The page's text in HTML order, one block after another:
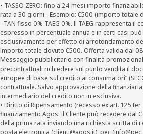
• TASSO ZERO: fino a 24 mesi importo
rata a 30 giorni - Esempio: €500 (importo totale
- TAN fisso 0% TAEG 0%. Il TAEG rappresenta il
espresso in percentuale annua e in certi casi
esclusivamente per effetto di arrotondamento
Importo totale dovuto €500. Offerta valida dal
Messaggio pubblicitario con finalità
precontrattuali richiedere sul punto vendita il
europee di base sul credito ai consumatori”
contrattuale. Salvo approvazione della
intermediario del credito non in esclusiva.
• Diritto di Ripensamento (recesso ex art. 125
finanziamento Agos: il Cliente può recedere dal
della prima rata inviando una richiesta scritta di
posta elettronica (clienti@agos.it), pec (